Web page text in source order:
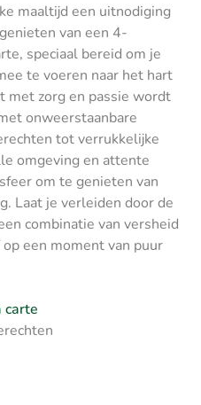
maaltijd een uitnodiging
van een 4-
speciaal bereid om je
te voeren naar het hart
met zorg en passie wordt
onweerstaanbare
tot verrukkelijke
omgeving en attente
om te genieten van
Laat je verleiden door de
combinatie van versheid
een moment van puur
carte